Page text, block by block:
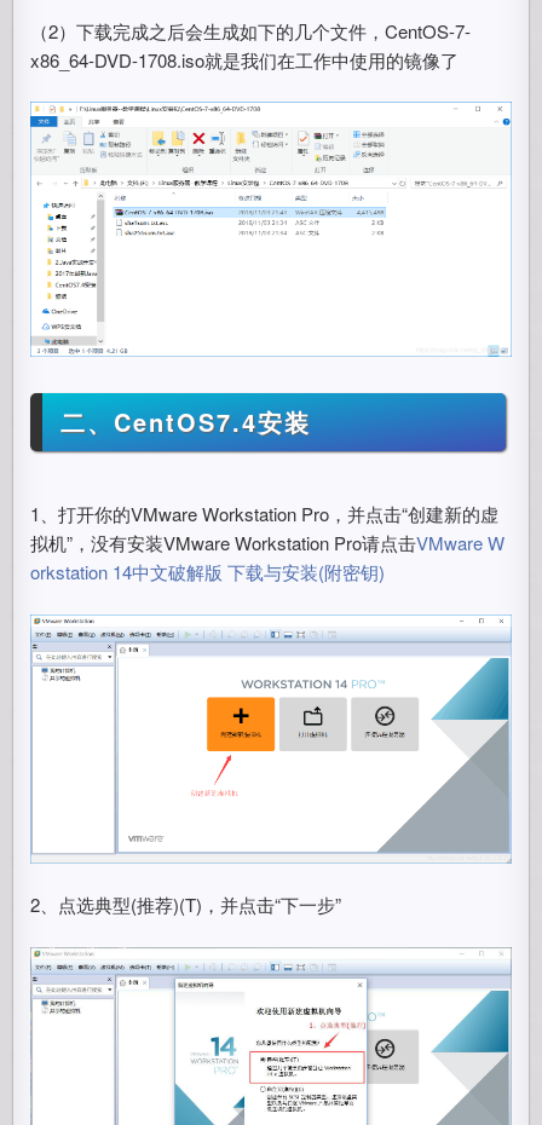
（2）下载完成之后会生成如下的几个文件，CentOS-7-
x86_64-DVD-1708.iso就是我们在工作中使用的镜像了
二、CentOS7.4安装
1、打开你的VMware Workstation Pro，并点击“创建新的虚
拟机”，没有安装VMware Workstation Pro请点击VMware W
orkstation 14中文破解版 下载与安装(附密钥)
2、点选典型(推荐)(T)，并点击“下一步”